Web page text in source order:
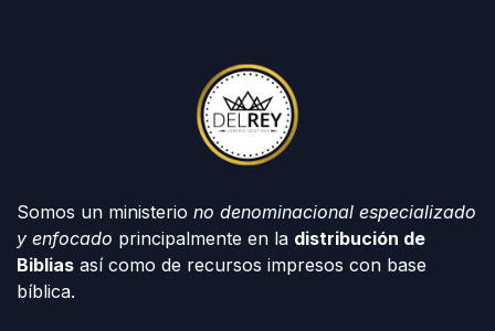
Somos un ministerio no denominacional especializado
y enfocado principalmente en la distribución de
Biblias así como de recursos impresos con base
bíblica.